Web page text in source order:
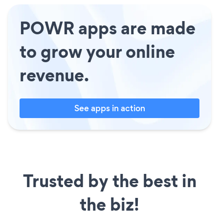
POWR apps are made
to grow your online
revenue.
See apps in action
Trusted by the best in
the biz!